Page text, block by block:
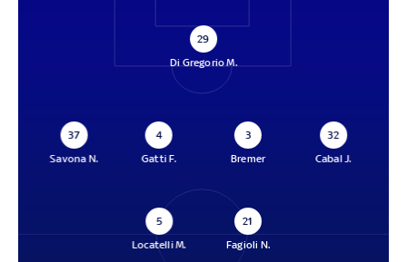
29
Di Gregorio M.
37
Savona N.
4
Gatti F.
3
Bremer
32
Cabal J.
5
Locatelli M.
21
Fagioli N.